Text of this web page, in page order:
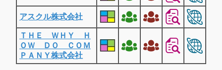
アスクル株式会社
ＴＨＥ ＷＨＹ Ｈ
ＯＷ ＤＯ ＣＯＭ
ＰＡＮＹ株式会社